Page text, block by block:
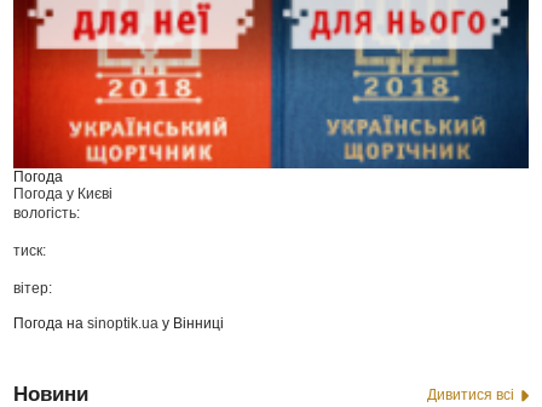
Погода
Погода у Києві
вологість:
тиск:
вітер:
Погода наsinoptik.ua у Вінниці
Новини Дивитися всі